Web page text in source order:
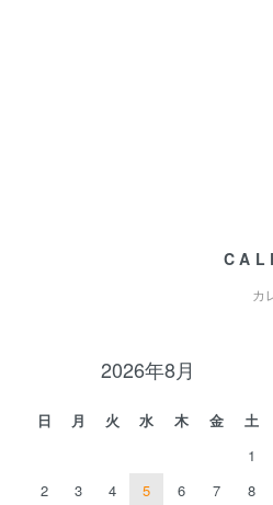
カ
2026年8月
日 月 火 水 木 金
土
1
2
3 4 5 6 7
8